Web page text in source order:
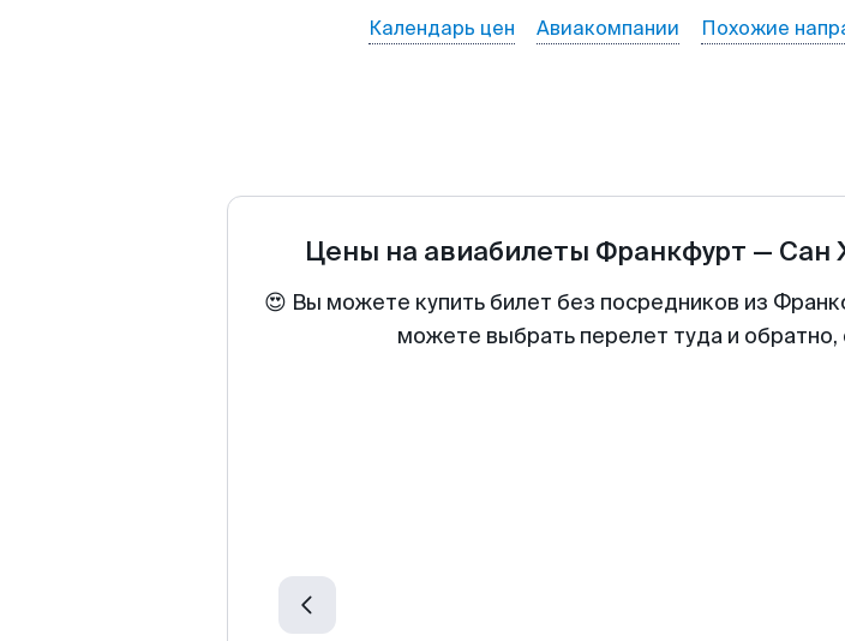
Календарь цен Авиакомпании Похожие
Цены на авиабилеты Франкфурт — Сан
😍 Вы можете купить билет без посредников из
можете выбрать перелет туда и